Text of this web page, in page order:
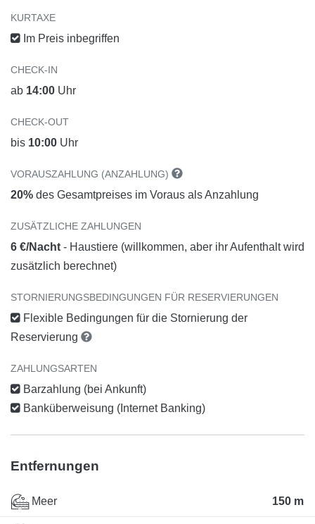
KURTAXE
Im Preis inbegriffen
CHECK-IN
ab 14:00 Uhr
CHECK-OUT
bis 10:00 Uhr
VORAUSZAHLUNG (ANZAHLUNG)
20% des Gesamtpreises im Voraus als Anzahlung
ZUSÄTZLICHE ZAHLUNGEN
6 €/Nacht - Haustiere (willkommen, aber ihr Aufenthalt wird
zusätzlich berechnet)
STORNIERUNGSBEDINGUNGEN FÜR RESERVIERUNGEN
Flexible Bedingungen für die Stornierung der
Reservierung
ZAHLUNGSARTEN
Barzahlung (bei Ankunft)
Banküberweisung (Internet Banking)
Entfernungen
Meer 150 m